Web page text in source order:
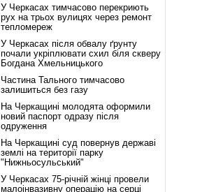
У Черкасах тимчасово перекриють
рух на трьох вулицях через ремонт
тепломереж
У Черкасах після обвалу ґрунту
почали укріплювати схил біля скверу
Богдана Хмельницького
Частина Тального тимчасово
залишиться без газу
На Черкащині молодята оформили
новий паспорт одразу після
одруження
На Черкащині суд повернув державі
землі на території парку
"Нижньосульський"
У Черкасах 75-річній жінці провели
малоінвазивну операцію на серці